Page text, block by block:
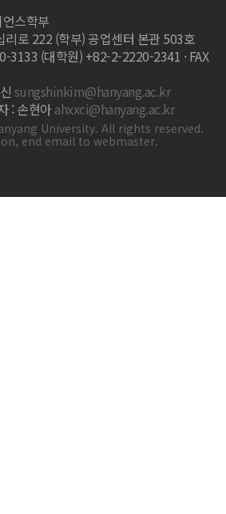
스학부
리로 222 (학부) 공업센터 본관 503호
3133 (대학원) +82-2-2220-2341 · FAX
sungshinkim@hanyang.ac.kr
: 손현아ahxxci@hanyang.ac.kr
University. All rights reserved.
end email to webmaster.